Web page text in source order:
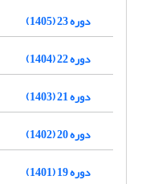
دوره 23 (1405)
دوره 22 (1404)
دوره 21 (1403)
دوره 20 (1402)
دوره 19 (1401)